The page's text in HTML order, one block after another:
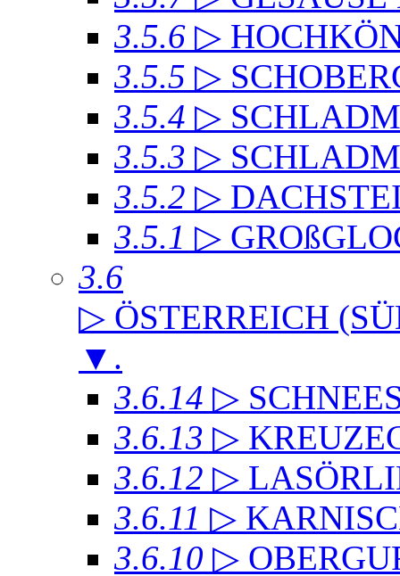
3.5.6 ▷
3.5.5 ▷
3.5.4 ▷
3.5.3 ▷
3.5.2 ▷
3.5.1 ▷
3.6
▷ ÖSTERREICH
▼ .
3.6.14 ▷
3.6.13 ▷
3.6.12 ▷
3.6.11 ▷
3.6.10 ▷